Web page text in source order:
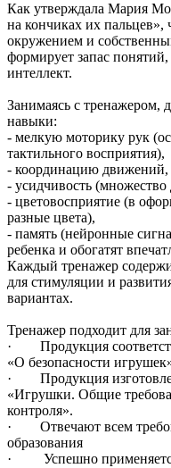
Как утверждала Мария
на кончиках их пальцев»,
окружением и
формирует запас
интеллект.
Занимаясь с тренажером,
навыки:
- мелкую моторику рук
тактильного восприятия),
- координацию движений,
- усидчивость (множество
- цветовосприятие (в
разные цвета),
- память (нейронные
ребенка и обогатят
Каждый тренажер
для стимуляции и
вариантах.
Тренажер подходит для
· Продукция
«О безопасности
· Продукция
«Игрушки. Общие
контроля».
· Отвечают всем
образования
· Успешно применяется